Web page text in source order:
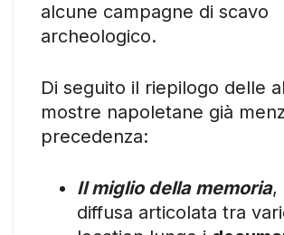
alcune campagne di scavo
archeologico.
Di seguito il riepilogo delle
mostre napoletane già
precedenza:
Il miglio della memoria,
diffusa articolata tra